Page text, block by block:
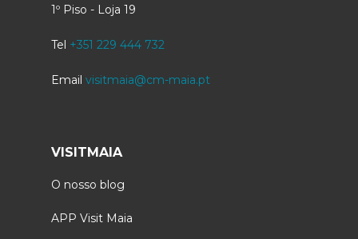
1º Piso - Loja 19
Tel +351 229 444 732
Email visitmaia@cm-maia.pt
VISITMAIA
O nosso blog
APP Visit Maia